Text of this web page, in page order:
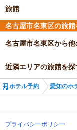
旅館
名古屋市名東区の旅
名古屋市名東区から
近隣エリアの旅館を探
ホテル予約 愛知のホ
プライバシーポリシー